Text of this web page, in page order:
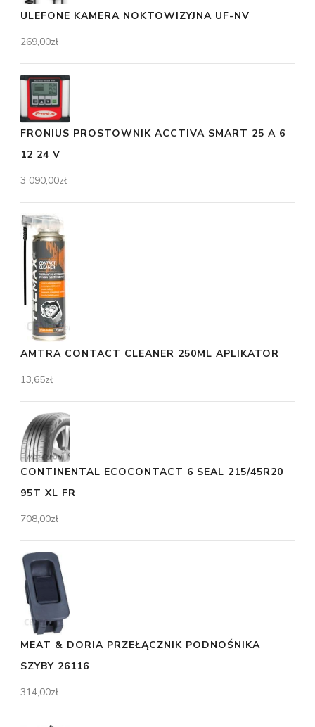
ULEFONE KAMERA NOKTOWIZYJNA UF-NV
269,00zł
FRONIUS PROSTOWNIK ACCTIVA SMART 25 A 6
12 24 V
3 090,00zł
AMTRA CONTACT CLEANER 250ML APLIKATOR
13,65zł
CONTINENTAL ECOCONTACT 6 SEAL 215/45R20
95T XL FR
708,00zł
MEAT & DORIA PRZEŁĄCZNIK PODNOŚNIKA
SZYBY 26116
314,00zł